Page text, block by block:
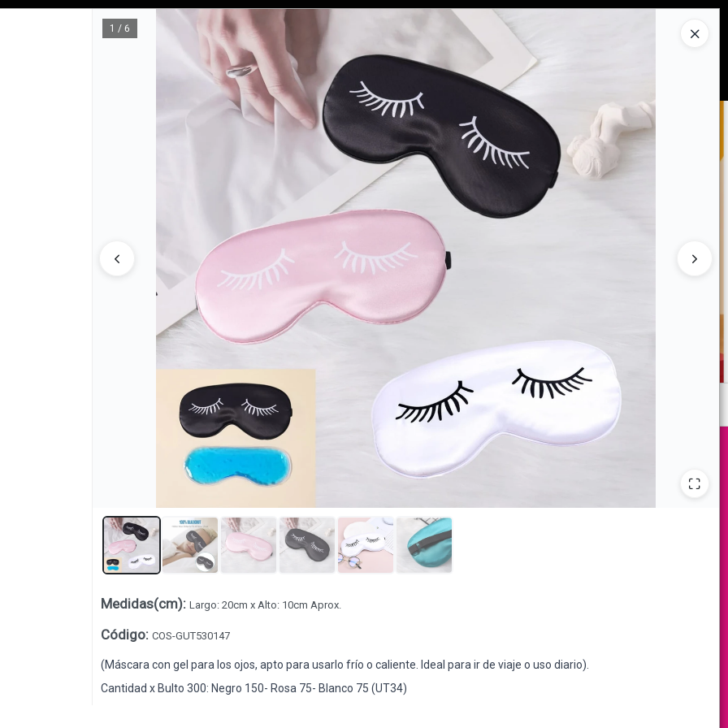
1 / 6
Medidas(cm): Largo: 20cm x Alto: 10cm Aprox.
Código: COS-GUT530147
(Máscara con gel para los ojos, apto para usarlo frío o caliente. Ideal para ir de viaje o uso diario).
Cantidad x Bulto 300: Negro 150- Rosa 75- Blanco 75 (UT34)
Tienda solo para MAYORISTAS
CÓMO COMPRAR QUIÉNES SOMOS
Lista vacía